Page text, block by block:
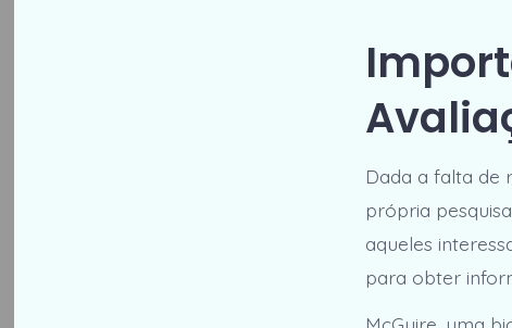
Dada a falta de
própria
aqueles
para obter